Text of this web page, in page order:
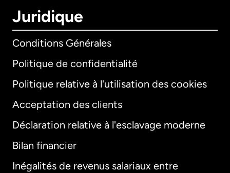
Juridique
Conditions Générales
Politique de confidentialité
Politique relative à l'utilisation des cookies
Acceptation des clients
Déclaration relative à l'esclavage moderne
Bilan financier
Inégalités de revenus salariaux entre
International